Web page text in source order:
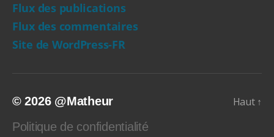
Flux des publications
Flux des commentaires
Site de WordPress-FR
© 2026 @Matheur
Politique de confidentialité
Haut ↑